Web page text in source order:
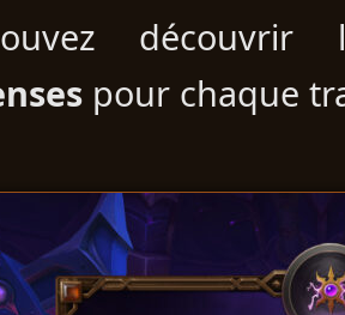
découvrir
pour chaque